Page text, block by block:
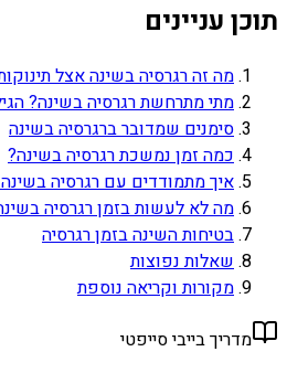
תוכן עניינים
מה זה רגרסיה בשינה אצל
מתי מתרחשת רגרסיה בשינה?
סימנים שמדובר ברגרסיה בשינה
כמה זמן נמשכת רגרסיה בשינה?
איך מתמודדים עם רגרסיה
מה לא לעשות בזמן רגרסיה
בטיחות השינה בזמן רגרסיה
שאלות נפוצות
מקורות וקריאה נוספת
מדריך בייבי סייפטי